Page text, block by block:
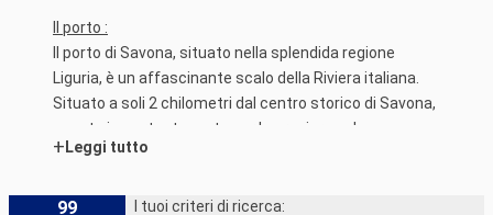
Il porto :
Il porto di Savona, situato nella splendida regione
Liguria, è un affascinante scalo della Riviera italiana.
Situato a soli 2 chilometri dal centro storico di Savona,
questo importante porto per le crociere nel
Mediterraneo è facilmente accessibile ai passeggeri.
porterà rapidamente nel cuore della città.
+ Leggi tutto
99
I tuoi criteri di ricerca: